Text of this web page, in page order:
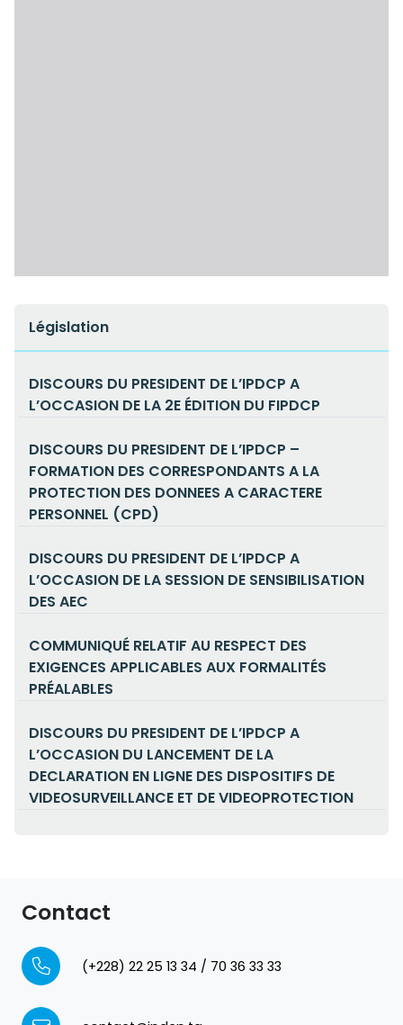
Législation
DISCOURS DU PRESIDENT DE L’IPDCP A
L’OCCASION DE LA 2E ÉDITION DU FIPDCP
DISCOURS DU PRESIDENT DE L’IPDCP –
FORMATION DES CORRESPONDANTS A LA
PROTECTION DES DONNEES A CARACTERE
PERSONNEL (CPD)
DISCOURS DU PRESIDENT DE L’IPDCP A
L’OCCASION DE LA SESSION DE SENSIBILISATION
DES AEC
COMMUNIQUÉ RELATIF AU RESPECT DES
EXIGENCES APPLICABLES AUX FORMALITÉS
PRÉALABLES
DISCOURS DU PRESIDENT DE L’IPDCP A
L’OCCASION DU LANCEMENT DE LA
DECLARATION EN LIGNE DES DISPOSITIFS DE
VIDEOSURVEILLANCE ET DE VIDEOPROTECTION
Contact
(+228) 22 25 13 34 / 70 36 33 33